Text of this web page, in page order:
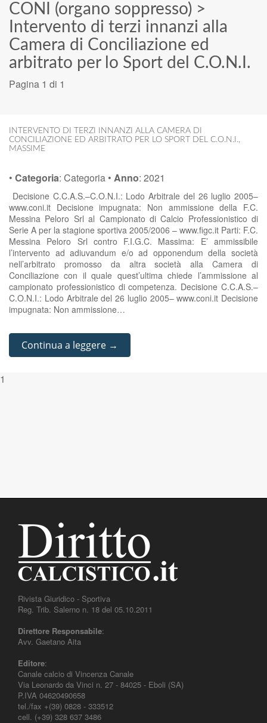
CONI (organo soppresso) >
Intervento di terzi innanzi alla
Camera di Conciliazione ed
arbitrato per lo Sport del C.O.N.I.
Pagina 1 di 1
INTERVENTO DI TERZI INNANZI ALLA CAMERA DI
CONCILIAZIONE ED ARBITRATO PER LO SPORT DEL C.O.N.I.,
MASSIME
• Categoria: Categoria • Anno: 2021
Decisione C.C.A.S.–C.O.N.I.: Lodo Arbitrale del 26 luglio 2005–
www.coni.it Decisione impugnata: Non ammissione della F.C.
Messina Peloro Srl al Campionato di Calcio Professionistico di
Serie A per la stagione sportiva 2005/2006 – www.figc.it Parti: F.C.
Messina Peloro Srl contro F.I.G.C. Massima: E’ ammissibile
l’intervento ad adiuvandum e/o ad opponendum della società
nell’arbitrato promosso da altra società alla Camera di
Conciliazione con il quale quest’ultima chiede l’ammissione al
campionato professionistico di competenza. Decisione C.C.A.S.–
C.O.N.I.: Lodo Arbitrale del 26 luglio 2005– www.coni.it Decisione
impugnata: Non ammissione…
Continua a leggere →
1
Rivista Giuridico - Sportiva
Reg. Trib. Salerno n. 18 del 05.10.2011
Direttore Responsabile:
Avv. Gaetano Aita
Editore:
Canale calcio di Vincenza Canale
Via Leonardo da Vinci n. 27 - 84025 - Eboli (SA)
P.IVA 04620490658
tel./fax +(39) 0828 - 333512
cell. (+39) 328 637 3486